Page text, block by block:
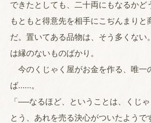
できたとしても、二十両にもなるかど
もともと得意先を相手にこぢんまりと
だ。置いてある品物は、そう多くない
は縁のないものばかり。
今のくじゃく屋がお金を作る、唯一
ば……。
「──なるほど、ということは、くじ
とう、あれを売る決心がついたようで